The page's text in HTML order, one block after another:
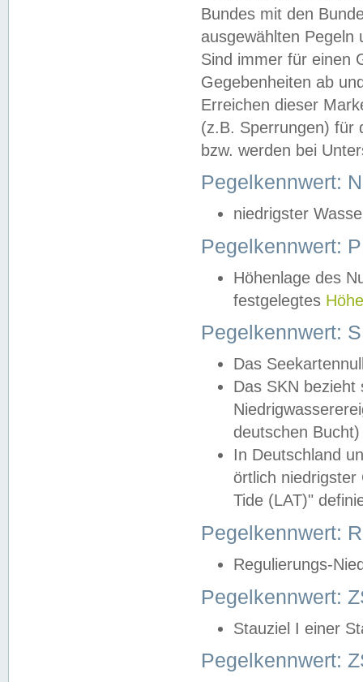
Bundes mit den
ausgewählten
Sind immer für einen
Gegebenheiten ab
Erreichen dieser
(z.B. Sperrungen) für
bzw. werden bei
Pegelkennwert:
niedrigster
Pegelkennwert:
Höhenlage des
festgelegtes
Pegelkennwert:
Das
Das SKN
deutschen
In Deutschland
örtlich
Tide (LAT)"
Pegelkennwert:
Regulierungs-
Pegelkennwert:
Stauziel I einer
Pegelkennwert: